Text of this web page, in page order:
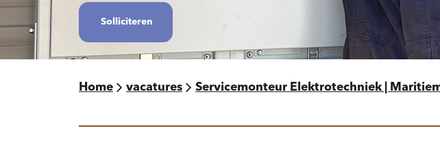
Solliciteren
Home vacatures Servicemonteur Elektrotechniek |